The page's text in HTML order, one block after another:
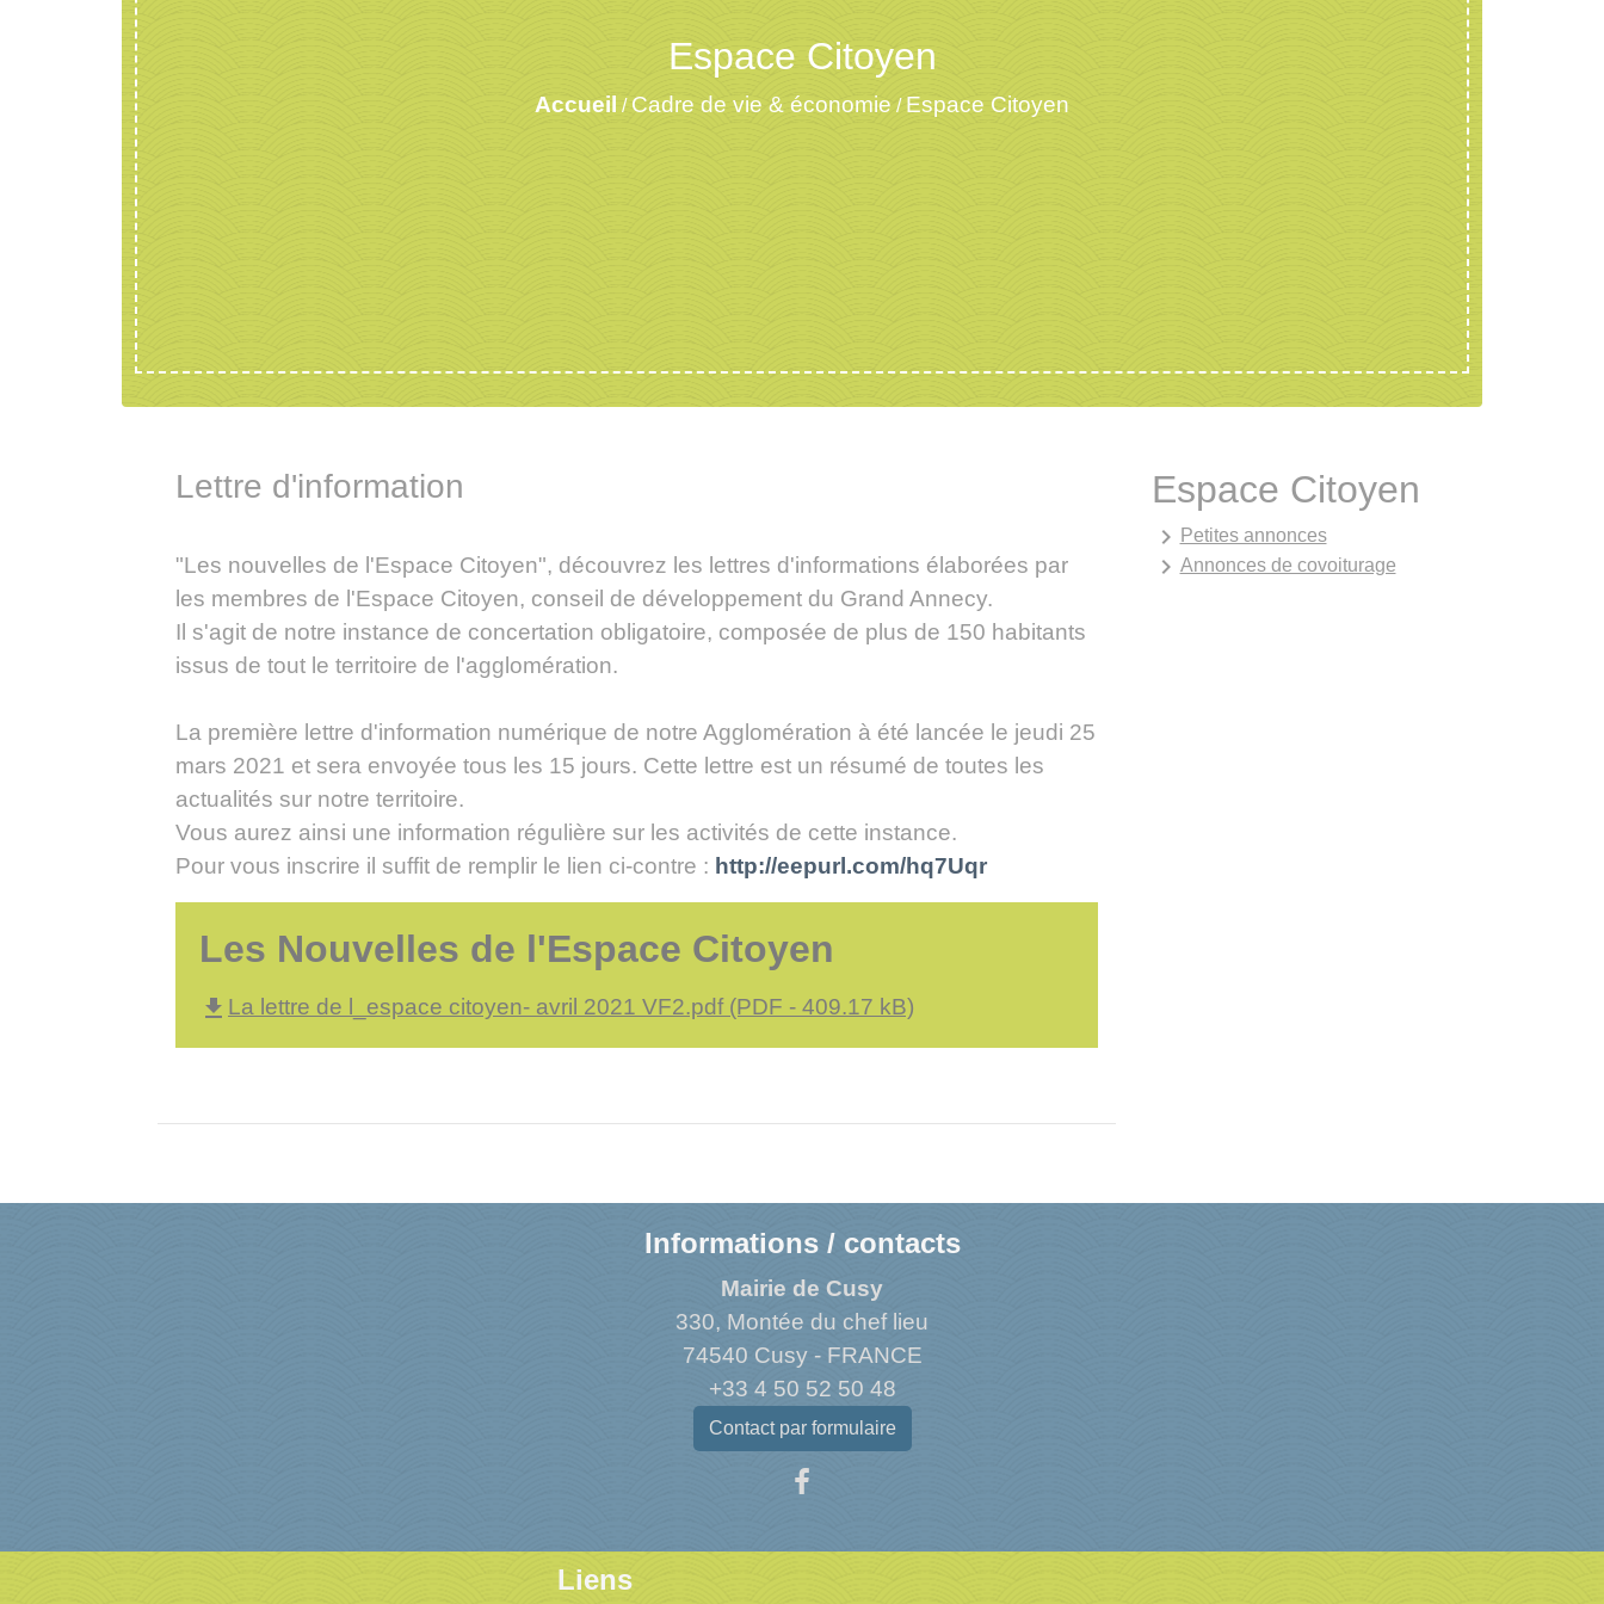
Espace Citoyen
Accueil / Cadre de vie & économie / Espace Citoyen
Lettre d'information
"Les nouvelles de l'Espace Citoyen", découvrez les lettres d'informations élaborées par
les membres de l'Espace Citoyen, conseil de développement du Grand Annecy.
Il s'agit de notre instance de concertation obligatoire, composée de plus de 150 habitants
issus de tout le territoire de l'agglomération.
La première lettre d'information numérique de notre Agglomération à été lancée le jeudi 25
mars 2021 et sera envoyée tous les 15 jours. Cette lettre est un résumé de toutes les
actualités sur notre territoire.
Vous aurez ainsi une information régulière sur les activités de cette instance.
Pour vous inscrire il suffit de remplir le lien ci-contre : http://eepurl.com/hq7Uqr
Les Nouvelles de l'Espace Citoyen
file_download La lettre de l_espace citoyen- avril 2021 VF2.pdf (PDF - 409.17 kB)
Espace Citoyen
keyboard_arrow_right Petites annonces
keyboard_arrow_rightAnnonces de covoiturage
Informations / contacts
Mairie de Cusy
330, Montée du chef lieu
74540 Cusy - FRANCE
+33 4 50 52 50 48
Contact par formulaire
Liens